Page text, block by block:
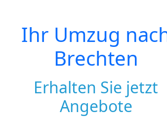
Ihr Umzug
Brechten
Erhalten Sie jetzt
Angebote